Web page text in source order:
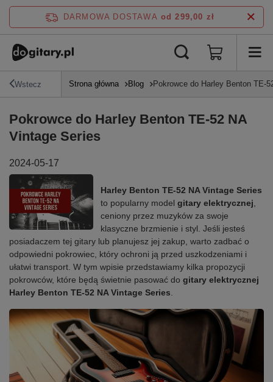
DARMOWA DOSTAWA od 299,00 zł
Wstecz Strona główna Blog Pokrowce do Harley Benton TE-
Pokrowce do Harley Benton TE-52 NA
Vintage Series
2024-05-17
Harley Benton TE-52 NA Vintage Series
to popularny model gitary elektrycznej
ceniony przez muzyków za swoje
klasyczne brzmienie i styl. Jeśli jesteś
posiadaczem tej gitary lub planujesz jej zakup, warto zadbać o
odpowiedni pokrowiec, który ochroni ją przed uszkodzeniami i
ułatwi transport. W tym wpisie przedstawiamy kilka propozycji
pokrowców, które będą świetnie pasować do gitary elektrycznej
Harley Benton TE-52 NA Vintage Series